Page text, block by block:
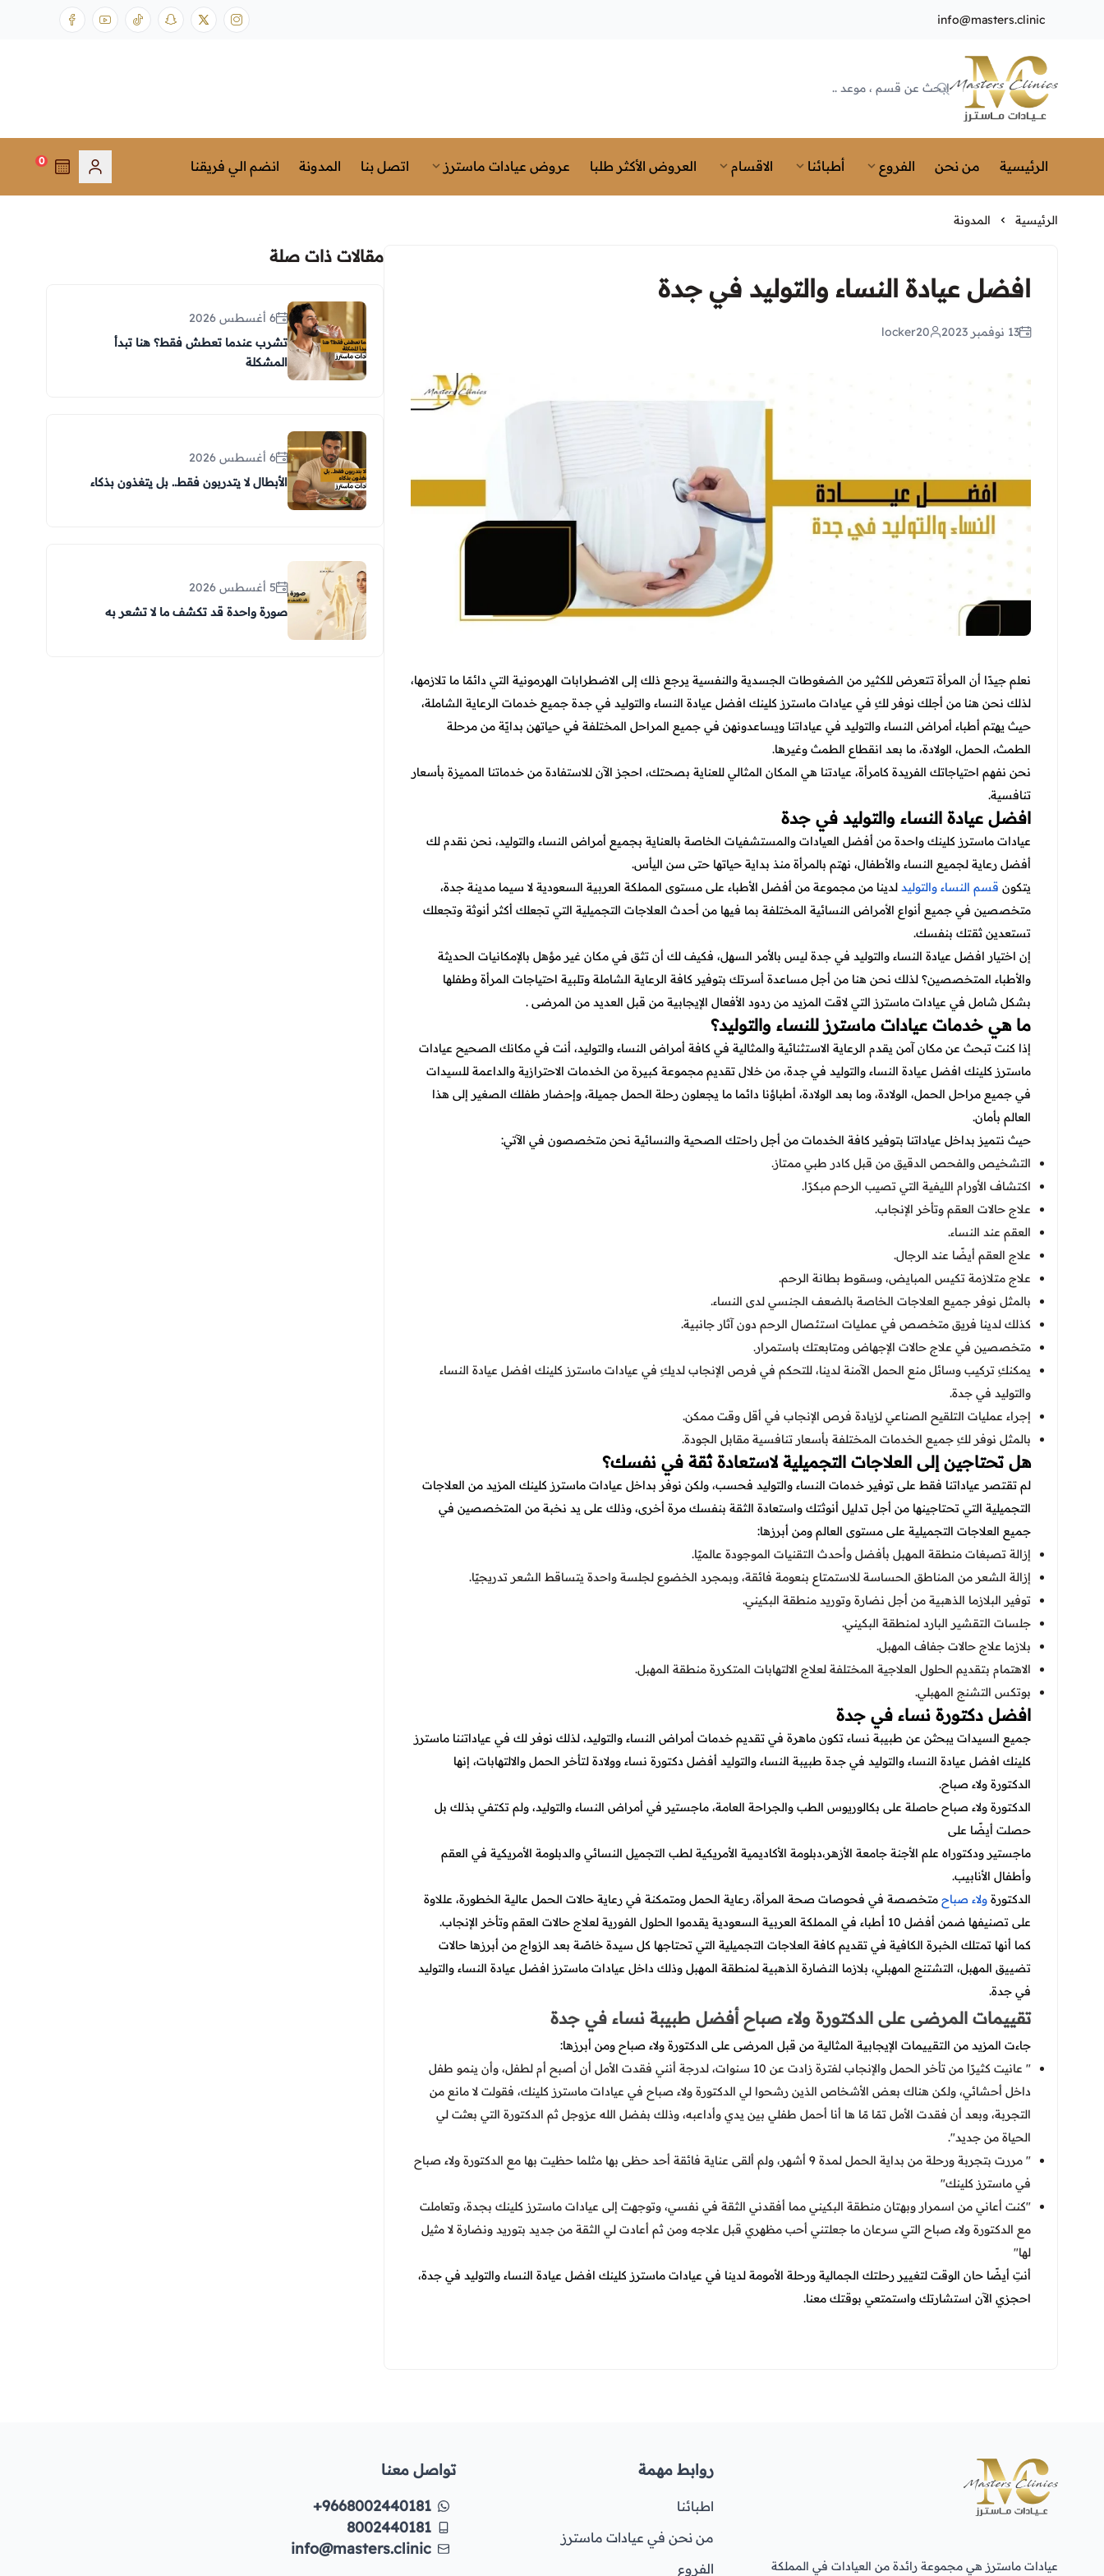
info@masters.clinic
Masters Clinics
الرئيسية من نحن الفروع أطبائنا الاقسام العروض الأكثر طلبا عروض عيادات ماسترز اتصل بنا المدونة انضم الي فريقنا 0
الرئيسية المدونة
افضل عيادة النساء والتوليد في جدة
13 نوفمبر 2023 locker20
نعلم جيدًا أن المرأة تتعرض للكثير من الضغوطات الجسدية والنفسية يرجع ذلك إلى الاضطرابات الهرمونية التي دائمًا ما تلازمها،
لذلك نحن هنا من أجلك نوفر لكِ في عيادات ماسترز كلينك افضل عيادة النساء والتوليد في جدة جميع خدمات الرعاية الشاملة،
حيث يهتم أطباء أمراض النساء والتوليد في عياداتنا ويساعدونهن في جميع المراحل المختلفة في حياتهن بدايًة من مرحلة
الطمث، الحمل، الولادة، ما بعد انقطاع الطمث وغيرها.
نحن نفهم احتياجاتك الفريدة كامرأة، عيادتنا هي المكان المثالي للعناية بصحتك، احجز الآن للاستفادة من خدماتنا المميزة بأسعار
تنافسية.
افضل عيادة النساء والتوليد في جدة
عيادات ماسترز كلينك واحدة من أفضل العيادات والمستشفيات الخاصة بالعناية بجميع أمراض النساء والتوليد، نحن نقدم لك
أفضل رعاية لجميع النساء والأطفال، نهتم بالمرأة منذ بداية حياتها حتى سن اليأس.
يتكون قسم النساء والتوليد لدينا من مجموعة من أفضل الأطباء على مستوى المملكة العربية السعودية لا سيما مدينة جدة،
متخصصين في جميع أنواع الأمراض النسائية المختلفة بما فيها من أحدث العلاجات التجميلية التي تجعلك أكثر أنوثة وتجعلك
تستعدين ثقتك بنفسك.
إن اختيار افضل عيادة النساء والتوليد في جدة ليس بالأمر السهل، فكيف لك أن تثق في مكان غير مؤهل بالإمكانيات الحديثة
والأطباء المتخصصين؟ لذلك نحن هنا من أجل مساعدة أسرتك بتوفير كافة الرعاية الشاملة وتلبية احتياجات المرأة وطفلها
بشكل شامل في عيادات ماسترز التي لاقت المزيد من ردود الأفعال الإيجابية من قبل العديد من المرضى .
ما هي خدمات عيادات ماسترز للنساء والتوليد؟
إذا كنت تبحث عن مكان آمن يقدم الرعاية الاستثنائية والمثالية في كافة أمراض النساء والتوليد، أنت في مكانك الصحيح عيادات
ماسترز كلينك افضل عيادة النساء والتوليد في جدة، من خلال تقديم مجموعة كبيرة من الخدمات الاحترازية والداعمة للسيدات
في جميع مراحل الحمل، الولادة، وما بعد الولادة، أطباؤنا دائما ما يجعلون رحلة الحمل جميلة، وإحضار طفلك الصغير إلى هذا
العالم بأمان.
حيث نتميز بداخل عياداتنا بتوفير كافة الخدمات من أجل راحتك الصحية والنسائية نحن متخصصون في الآتي:
التشخيص والفحص الدقيق من قبل كادر طبي ممتاز.
اكتشاف الأورام الليفية التي تصيب الرحم مبكرًا.
علاج حالات العقم وتأخر الإنجاب.
العقم عند النساء.
علاج العقم أيضًا عند الرجال.
علاج متلازمة تكيس المبايض، وسقوط بطانة الرحم.
بالمثل نوفر جميع العلاجات الخاصة بالضعف الجنسي لدى النساء.
كذلك لدينا فريق متخصص في عمليات استئصال الرحم دون آثار جانبية.
متخصصين في علاج حالات الإجهاض ومتابعتك باستمرار.
يمكنكِ تركيب وسائل منع الحمل الآمنة لدينا، للتحكم في فرص الإنجاب لديكِ في عيادات ماسترز كلينك افضل عيادة النساء
والتوليد في جدة.
إجراء عمليات التلقيح الصناعي لزيادة فرص الإنجاب في أقل وقت ممكن.
بالمثل نوفر لكِ جميع الخدمات المختلفة بأسعار تنافسية مقابل الجودة.
هل تحتاجين إلى العلاجات التجميلية لاستعادة ثقة في نفسك؟
لم تقتصر عياداتنا فقط على توفير خدمات النساء والتوليد فحسب، ولكن نوفر بداخل عيادات ماسترز كلينك المزيد من العلاجات
التجميلية التي تحتاجينها من أجل تدليل أنوثتك واستعادة الثقة بنفسك مرة أخرى، وذلك على يد نخبة من المتخصصين في
جميع العلاجات التجميلية على مستوى العالم ومن أبرزها:
إزالة تصبغات منطقة المهبل بأفضل وأحدث التقنيات الموجودة عالميًا.
إزالة الشعر من المناطق الحساسة للاستمتاع بنعومة فائقة، وبمجرد الخضوع لجلسة واحدة يتساقط الشعر تدريجيًا.
توفير البلازما الذهبية من أجل نضارة وتوريد منطقة البكيني.
جلسات التقشير البارد لمنطقة البكيني.
بلازما علاج حالات جفاف المهبل.
الاهتمام بتقديم الحلول العلاجية المختلفة لعلاج الالتهابات المتكررة منطقة المهبل.
بوتكس التشنج المهبلي.
افضل دكتورة نساء في جدة
جميع السيدات يبحثن عن طبيبة نساء تكون ماهرة في تقديم خدمات أمراض النساء والتوليد، لذلك نوفر لك في عياداتننا ماسترز
كلينك افضل عيادة النساء والتوليد في جدة طبيبة النساء والتوليد أفضل دكتورة نساء وولادة لتأخر الحمل والالتهابات، إنها
الدكتورة ولاء صباح.
الدكتورة ولاء صباح حاصلة على بكالوريوس الطب والجراحة العامة، ماجستير في أمراض النساء والتوليد، ولم تكتفي بذلك بل
حصلت أيضًا على
ماجستير ودكتوراه علم الأجنة جامعة الأزهر،دبلومة الأكاديمية الأمريكية لطب التجميل النسائي والدبلومة الأمريكية في العقم
وأطفال الأنابيب.
الدكتورة ولاء صباح متخصصة في فحوصات صحة المرأة، رعاية الحمل ومتمكنة في رعاية حالات الحمل عالية الخطورة، عللاوة
على تصنيفها ضمن أفضل 10 أطباء في المملكة العربية السعودية يقدموا الحلول الفورية لعلاج حالات العقم وتأخر الإنجاب.
كما أنها تمتلك الخبرة الكافية في تقديم كافة العلاجات التجميلية التي تحتاجها كل سيدة خاصًة بعد الزواج من أبرزها حالات
تضييق المهبل، التشتنج المهبلي، بلازما النضارة الذهبية لمنطقة المهبل وذلك داخل عيادات ماسترز افضل عيادة النساء والتوليد
في جدة.
تقييمات المرضى على الدكتورة ولاء صباح أفضل طبيبة نساء في جدة
جاءت المزيد من التقييمات الإيجابية المثالية من قبل المرضى على الدكتورة ولاء صباح ومن أبرزها:
" عانيت كثيرًا من تأخر الحمل والإنجاب لفترة زادت عن 10 سنوات، لدرجة أنني فقدت الأمل أن أصبح أم لطفل، وأن ينمو طفل
داخل أحشائي، ولكن هناك بعض الأشخاص الذين رشحوا لي الدكتورة ولاء صباح في عيادات ماسترز كلينك، فقولت لا مانع من
التجربة، وبعد أن فقدت الأمل تمًا مًا ها أنا أحمل طفلي بين يدي وأداعبه، وذلك بفضل الله عزوجل ثم الدكتورة التي بعثت لي
الحياة من جديد".
" مررت بتجربة ورحلة من بداية الحمل لمدة 9 أشهر، ولم ألقى عناية فائقة أحد حظى بها مثلما حظيت بها مع الدكتورة ولاء صباح
في ماسترز كلينك"
"كنت أعاني من اسمرار وبهتان منطقة البكيني مما أفقدني الثقة في نفسي، وتوجهت إلى عيادات ماسترز كلينك بجدة، وتعاملت
مع الدكتورة ولاء صباح التي سرعان ما جعلتني أحب مظهري قبل علاجه ومن ثم أعادت لي الثقة من جديد بتوريد ونضارة لا مثيل
لها"
أنتِ أيضًا حان الوقت لتغيير رحلتك الجمالية ورحلة الأمومة لدينا في عيادات ماسترز كلينك افضل عيادة النساء والتوليد في جدة،
احجزي الآن استشارتك واستمتعي بوقتك معنا.
مقالات ذات صلة
6 أغسطس 2026
تشرب عندما تعطش فقط؟ هنا تبدأ
المشكلة
6 أغسطس 2026
الأبطال لا يتدربون فقط.. بل يتغذون بذكاء
5 أغسطس 2026
صورة واحدة قد تكشف ما لا تشعر به
عيادات ماسترز هي مجموعة رائدة من العيادات في المملكة
روابط مهمة
اطبائنا
من نحن في عيادات ماسترز
الفروع
تواصل معنا
+9668002440181
8002440181
info@masters.clinic